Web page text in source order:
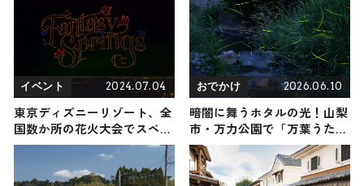
イベント 2024.07.04
東京ディズニーリゾート、全
国数か所の花火大会でスペシ
ャルドローンショー開催 昨
年よりファンタジー溢れる演
出
おでかけ 2026.06.10
暗闇に舞うホタルの光！山梨
市・万力公園で「万葉うたま
つりとホタル観賞会」が
6/12-14開催、入場無料 / 山
梨県山梨市